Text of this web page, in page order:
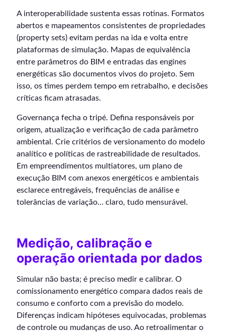
A interoperabilidade sustenta essas rotinas. Formatos
abertos e mapeamentos consistentes de propriedades
(property sets) evitam perdas na ida e volta entre
plataformas de simulação. Mapas de equivalência
entre parâmetros do BIM e entradas das engines
energéticas são documentos vivos do projeto. Sem
isso, os times perdem tempo em retrabalho, e decisões
críticas ficam atrasadas.
Governança fecha o tripé. Defina responsáveis por
origem, atualização e verificação de cada parâmetro
ambiental. Crie critérios de versionamento do modelo
analítico e políticas de rastreabilidade de resultados.
Em empreendimentos multiatores, um plano de
execução BIM com anexos energéticos e ambientais
esclarece entregáveis, frequências de análise e
tolerâncias de variação… claro, tudo mensurável.
Medição, calibração e
operação orientada por dados
Simular não basta; é preciso medir e calibrar. O
comissionamento energético compara dados reais de
consumo e conforto com a previsão do modelo.
Diferenças indicam hipóteses equivocadas, problemas
de controle ou mudanças de uso. Ao retroalimentar o